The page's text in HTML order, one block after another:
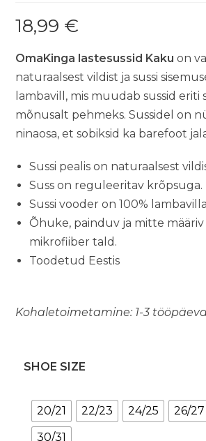
18,99 €
OmaKinga lastesussid Kaku on
naturaalsest vildist ja sussi
lambavill, mis muudab sussid eriti
mõnusalt pehmeks. Sussidel on
ninaosa, et sobiksid ka barefoot
Sussi pealis on naturaalsest
Suss on reguleeritav krõpsuga.
Sussi vooder on 100%
Õhuke, painduv ja mitte
mikrofiiber tald.
Toodetud Eestis
Kohaletoimetamine: 1-3 tööpäeva
SHOE SIZE
20/21 22/23 24/25 26/27
30/31